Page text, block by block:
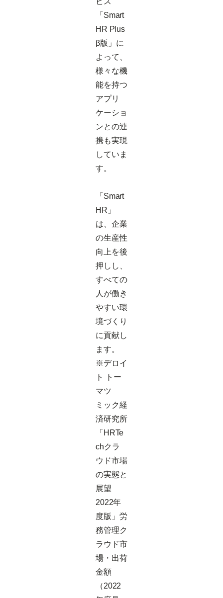
「Smart
HR Plus
β版」に
よって、
様々な機
能を持つ
アプリ
ケーショ
ンとの連
携も実現
していま
す。
「Smart
HR」
は、企業
の生産性
向上を後
押しし、
すべての
人が働き
やすい環
境づくり
に貢献し
ます。
※デロイ
ト トー
マツ
ミック経
済研究所
「HRTe
chクラ
ウド市場
の実態と
展望
2022年
度版」労
務管理ク
ラウド市
場・出荷
金額
（2022